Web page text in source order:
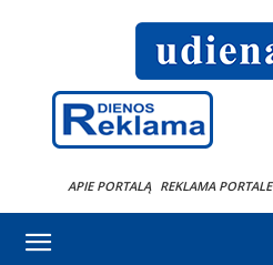
APIE PORTALĄ REKLAMA PORTALE